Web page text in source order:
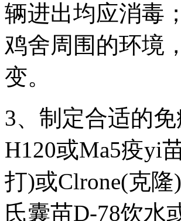
辆进出均应消毒
鸡舍周围的环境
变。
3、制定合适的
H120或Ma5疫yi
打)或Clrone(克
氏囊苗D-78饮水